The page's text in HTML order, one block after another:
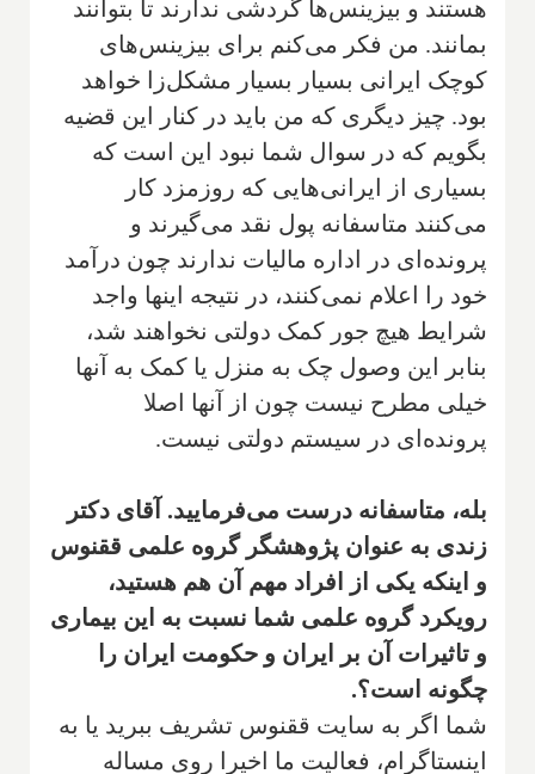
هستند و بیزینس‌ها گردشی ندارند تا بتوانند
بمانند. من فکر می‌کنم برای بیزینس‌های
کوچک‌ ایرانی بسیار بسیار ‌مشکل‌زا خواهد
بود. چیز دیگری که من باید در کنار این قضیه
بگویم که در سوال شما نبود این است که
بسیاری از ایرانی‌هایی که روزمزد کار
می‌کنند متاسفانه پول نقد می‌گیرند و
پرونده‌ای در اداره مالیات ندارند چون درآمد
خود را اعلام نمی‌کنند، در نتیجه اینها واجد
شرایط هیچ جور کمک دولتی نخواهند شد،
بنابر این وصول چک به منزل یا کمک به آنها
خیلی مطرح نیست چون از آنها اصلا
پرونده‌ای در سیستم دولتی نیست.
‌بله، متاسفانه درست می‌فرمایید. آقای دکتر
زندی به عنوان پژوهشگر گروه علمی ققنوس
و اینکه یکی از افراد مهم آن هم هستید،
رویکرد گروه علمی شما نسبت به این بیماری
و تاثیرات آن بر ایران و حکومت ایران را
چگونه است؟.
شما اگر به سایت ققنوس تشریف ببرید یا به
اینستاگرام، فعالیت ما اخیرا روی مساله